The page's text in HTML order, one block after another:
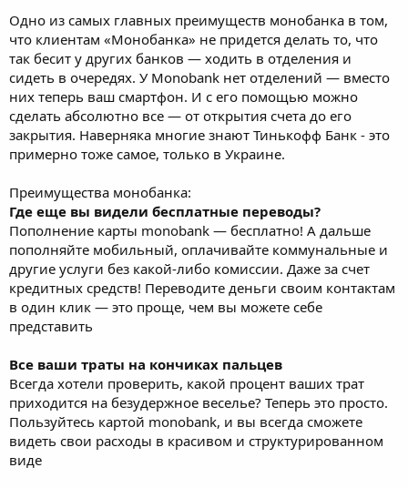
Одно из самых главных преимуществ монобанка в том,
что клиентам «Монобанка» не придется делать то, что
так бесит у других банков — ходить в отделения и
сидеть в очередях. У Monobank нет отделений — вместо
них теперь ваш смартфон. И с его помощью можно
сделать абсолютно все — от открытия счета до его
закрытия. Наверняка многие знают Тинькофф Банк - это
примерно тоже самое, только в Украине.
Преимущества монобанка:
Где еще вы видели бесплатные переводы?
Пополнение карты monobank — бесплатно! А дальше
пополняйте мобильный, оплачивайте коммунальные и
другие услуги без какой-либо комиссии. Даже за счет
кредитных средств! Переводите деньги своим контактам
в один клик — это проще, чем вы можете себе
представить
Все ваши траты на кончиках пальцев
Всегда хотели проверить, какой процент ваших трат
приходится на безудержное веселье? Теперь это просто.
Пользуйтесь картой monobank, и вы всегда сможете
видеть свои расходы в красивом и структурированном
виде